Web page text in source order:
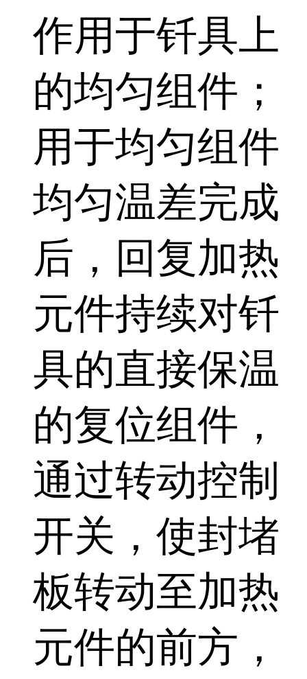
作用于钎具上
的均匀组件；
用于均匀组件
均匀温差完成
后，回复加热
元件持续对钎
具的直接保温
的复位组件，
通过转动控制
开关，使封堵
板转动至加热
元件的前方，